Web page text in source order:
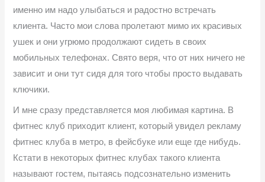
именно им надо улыбаться и радостно встречать
клиента. Часто мои слова пролетают мимо их красивых
ушек и они угрюмо продолжают сидеть в своих
мобильных телефонах. Свято веря, что от них ничего не
зависит и они тут сидя для того чтобы просто выдавать
ключики.
И мне сразу представляется моя любимая картина. В
фитнес клуб приходит клиент, который увидел рекламу
фитнес клуба в метро, в фейсбуке или еще где нибудь.
Кстати в некоторых фитнес клубах такого клиента
называют гостем, пытаясь подсознательно изменить